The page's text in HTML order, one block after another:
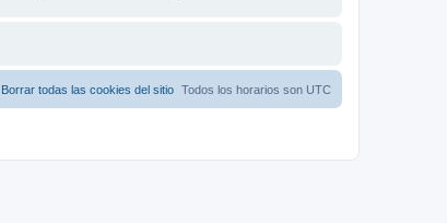
Todos los horarios son UTC
Borrar todas las cookies del sitio